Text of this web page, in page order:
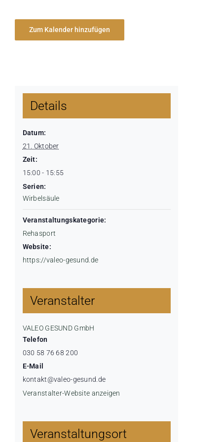
Zum Kalender hinzufügen
Details
Datum:
21. Oktober
Zeit:
15:00 - 15:55
Serien:
Wirbelsäule
Veranstaltungskategorie:
Rehasport
Website:
https://valeo-gesund.de
Veranstalter
VALEO GESUND GmbH
Telefon
030 58 76 68 200
E-Mail
kontakt@valeo-gesund.de
Veranstalter-Website anzeigen
Veranstaltungsort